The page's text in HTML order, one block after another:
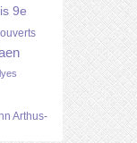
9e
Arthus-